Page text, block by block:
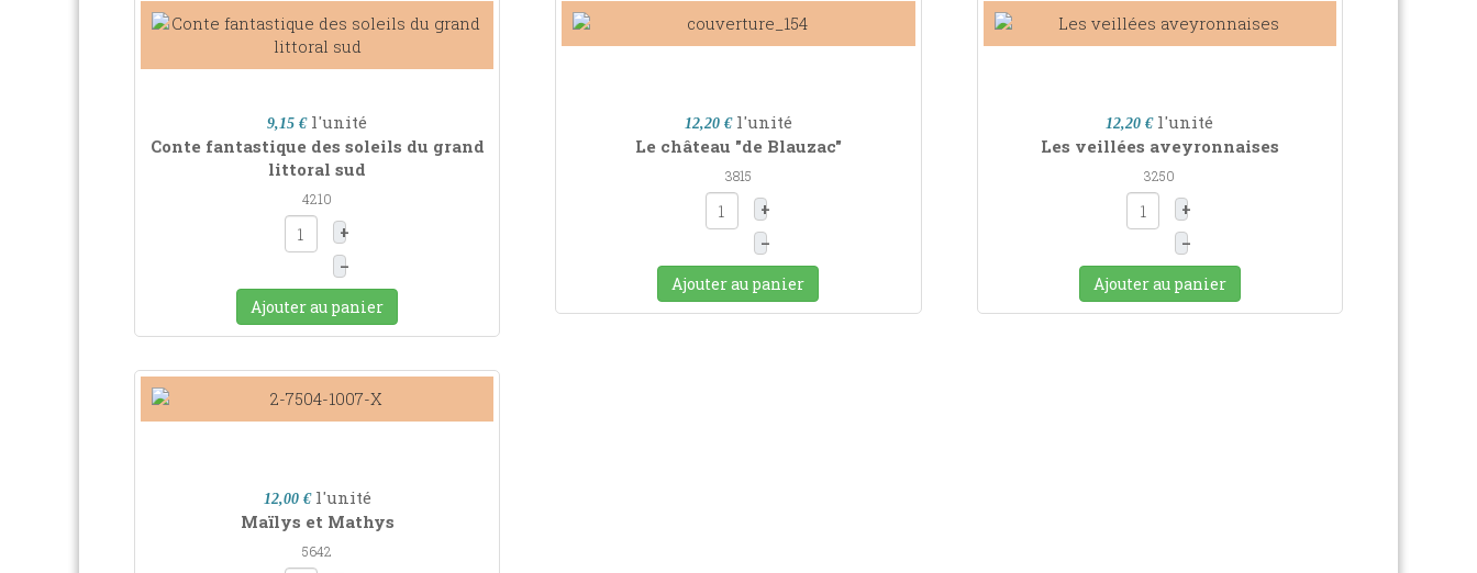
9,15 € l'unité
Conte fantastique des soleils du grand
littoral sud
4210
+
–
Ajouter au panier
12,20 € l'unité
Le château "de Blauzac"
3815
+
–
Ajouter au panier
12,20 € l'unité
Les veillées aveyronnaises
3250
+
–
Ajouter au panier
12,00 € l'unité
Maïlys et Mathys
5642